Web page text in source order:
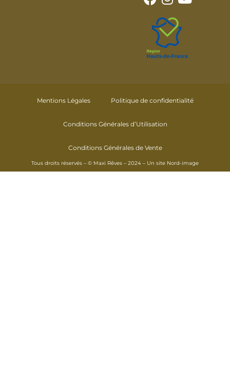
Mentions Légales Politique de confidentialité
Conditions Générales d’Utilisation
Conditions Générales de Vente
Tous droits réservés – © Maxi Rêves – 2024 – Un site Nord-image